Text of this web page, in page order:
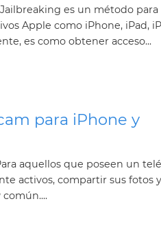
es un método para
Apple como iPhone, iPad,
es como obtener acceso...
para iPhone y
aquellos que poseen un
activos, compartir sus fotos y